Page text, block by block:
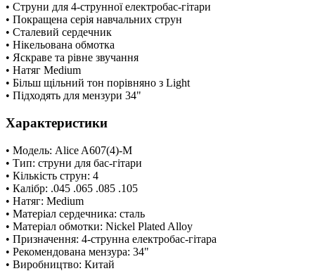
• Струни для 4-струнної електробас-гітари
• Покращена серія навчальних струн
• Сталевий сердечник
• Нікельована обмотка
• Яскраве та рівне звучання
• Натяг Medium
• Більш щільний тон порівняно з Light
• Підходять для мензури 34"
Характеристики
• Модель: Alice A607(4)-M
• Тип: струни для бас-гітари
• Кількість струн: 4
• Калібр: .045 .065 .085 .105
• Натяг: Medium
• Матеріал сердечника: сталь
• Матеріал обмотки: Nickel Plated Alloy
• Призначення: 4-струнна електробас-гітара
• Рекомендована мензура: 34"
• Виробництво: Китай